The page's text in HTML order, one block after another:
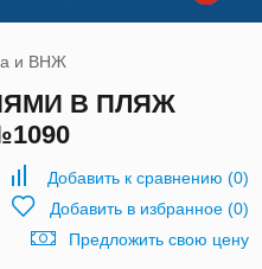
и ВНЖ
В ПЛЯЖ
Добавить к сравнению (0)
Добавить в избранное(0)
Предложить свою цену